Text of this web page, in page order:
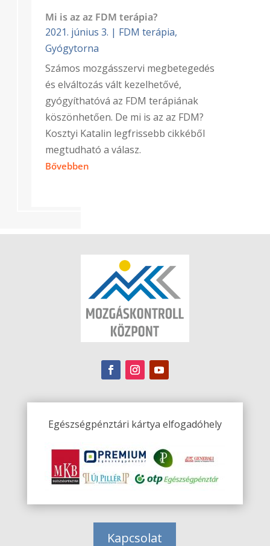
Mi is az az FDM terápia?
2021. június 3. | FDM terápia,
Gyógytorna
Számos mozgásszervi megbetegedés
és elváltozás vált kezelhetővé,
gyógyíthatóvá az FDM terápiának
köszönhetően. De mi is az az FDM?
Kosztyi Katalin legfrissebb cikkéből
megtudható a válasz.
Bővebben
Egészségpénztári kártya elfogadóhely
Kapcsolat